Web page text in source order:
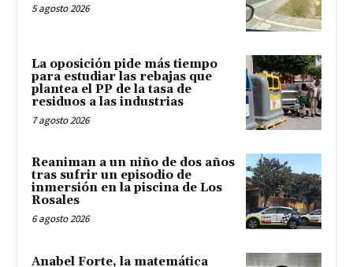
5 agosto 2026
La oposición pide más tiempo
para estudiar las rebajas que
plantea el PP de la tasa de
residuos a las industrias
7 agosto 2026
Reaniman a un niño de dos años
tras sufrir un episodio de
inmersión en la piscina de Los
Rosales
6 agosto 2026
Anabel Forte, la matemática